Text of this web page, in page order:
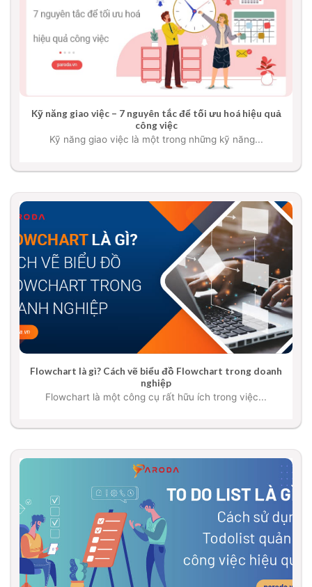
Kỹ năng giao việc – 7 nguyên tắc để tối ưu hoá hiệu quả
công việc
Kỹ năng giao việc là một trong những kỹ năng...
Flowchart là gì? Cách vẽ biểu đồ Flowchart trong doanh
nghiệp
Flowchart là một công cụ rất hữu ích trong việc...